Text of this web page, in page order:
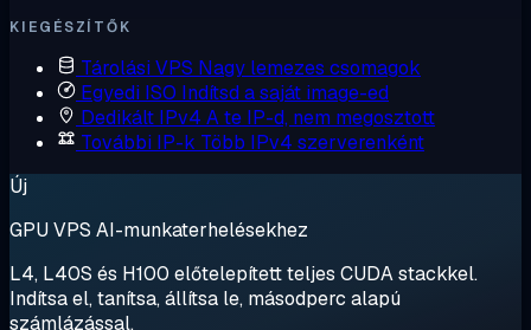
KIEGÉSZÍTŐK
Tárolási VPS Nagy lemezes csomagok
Egyedi ISO Indítsd a saját image-ed
Dedikált IPv4 A te IP-d, nem megosztott
További IP-k Több IPv4 szerverenként
Új
GPU VPS AI-munkaterhelésekhez
L4, L40S és H100 előtelepített teljes CUDA stackkel.
Indítsa el, tanítsa, állítsa le, másodperc alapú
számlázással.